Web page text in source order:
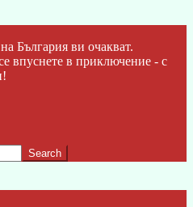
ви очакват.
впуснете в приключение - с